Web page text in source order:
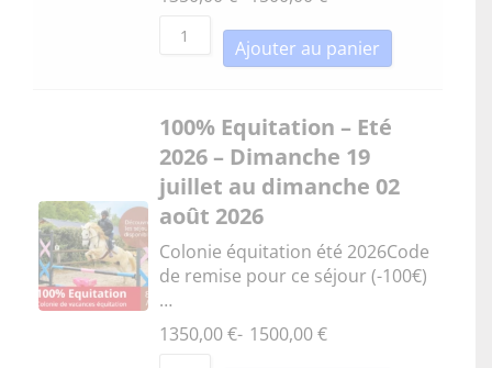
Ajouter au panier
100% Equitation – Eté
2026 – Dimanche 19
juillet au dimanche 02
août 2026
Colonie équitation été 2026Code
de remise pour ce séjour (-100€)
…
1350,00€- 1500,00€